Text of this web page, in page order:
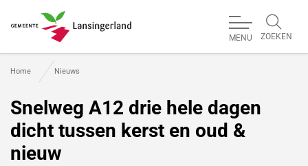
MENU ZOEKEN
Home Nieuws
Snelweg A12 drie hele dagen
dicht tussen kerst en oud &
nieuw